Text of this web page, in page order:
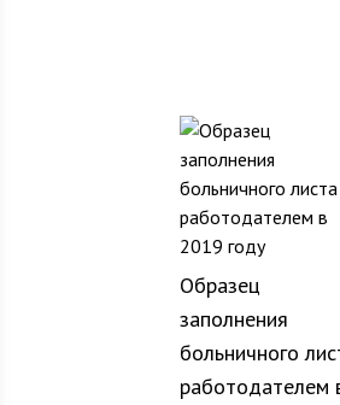
Образец
заполнения
больничного
работодателем